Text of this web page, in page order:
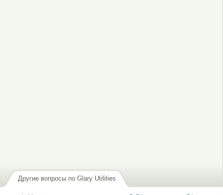
Другие вопросы по Glary Utilities